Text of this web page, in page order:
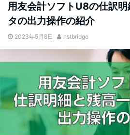
用友会計ソフトU8の仕訳
タの出力操作の紹介
2023年5月8日 hstbridge